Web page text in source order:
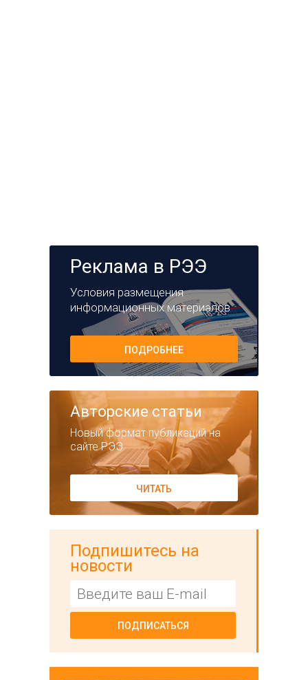
Реклама в РЭЭ
Условия размещения
информационных материалов
ПОДРОБНЕЕ
Авторские статьи
Новый формат публикаций на
сайте РЭЭ
ЧИТАТЬ
Подпишитесь на
новости
ПОДПИСАТЬСЯ